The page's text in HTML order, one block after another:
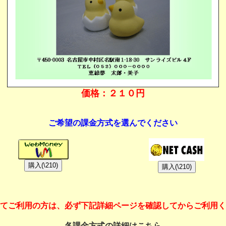
価格：２１０円
ご希望の課金方式を選んでください
ご利用の方は、必ず下記詳細ページを確認してからご利用